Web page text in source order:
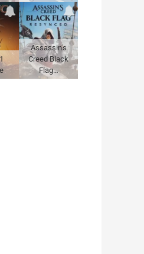
Assassin's
Creed Black
Flag…